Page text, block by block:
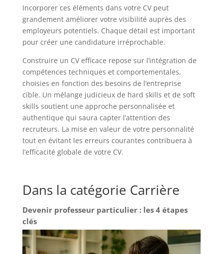
Incorporer ces éléments dans votre CV peut
grandement améliorer votre visibilité auprès des
employeurs potentiels. Chaque détail est important
pour créer une candidature irréprochable.
Construire un CV efficace repose sur l’intégration de
compétences techniques et comportementales,
choisies en fonction des besoins de l’entreprise
cible. Un mélange judicieux de hard skills et de soft
skills soutient une approche personnalisée et
authentique qui saura capter l’attention des
recruteurs. La mise en valeur de votre personnalité
tout en évitant les erreurs courantes contribuera à
l’efficacité globale de votre CV.
Dans la catégorie Carrière
Devenir professeur particulier : les 4 étapes
clés